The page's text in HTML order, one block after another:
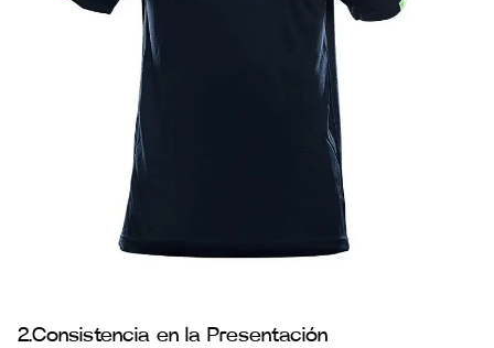
2.Consistencia en la Presentación